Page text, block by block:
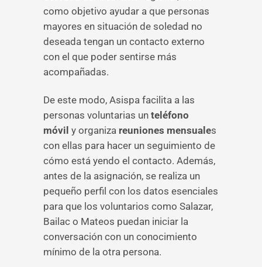
como objetivo ayudar a que personas
mayores en situación de soledad no
deseada tengan un contacto externo
con el que poder sentirse más
acompañadas.
De este modo, Asispa facilita a las
personas voluntarias un teléfono
móvil y organiza reuniones mensuales
con ellas para hacer un seguimiento de
cómo está yendo el contacto. Además,
antes de la asignación, se realiza un
pequeño perfil con los datos esenciales
para que los voluntarios como Salazar,
Bailac o Mateos puedan iniciar la
conversación con un conocimiento
mínimo de la otra persona.